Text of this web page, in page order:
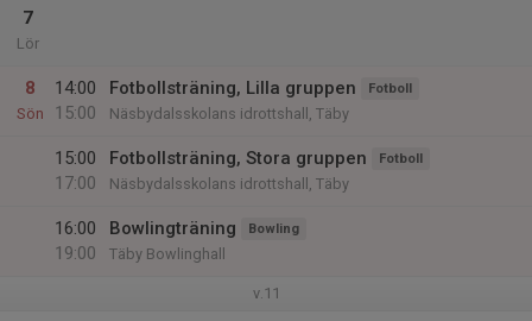
7
Lör
8
Sön
14:00
15:00
Fotbollsträning, Lilla gruppen Fotboll
Näsbydalsskolans idrottshall, Täby
15:00
17:00
Fotbollsträning, Stora gruppen Fotboll
Näsbydalsskolans idrottshall, Täby
16:00
19:00
Bowlingträning Bowling
Täby Bowlinghall
v.11